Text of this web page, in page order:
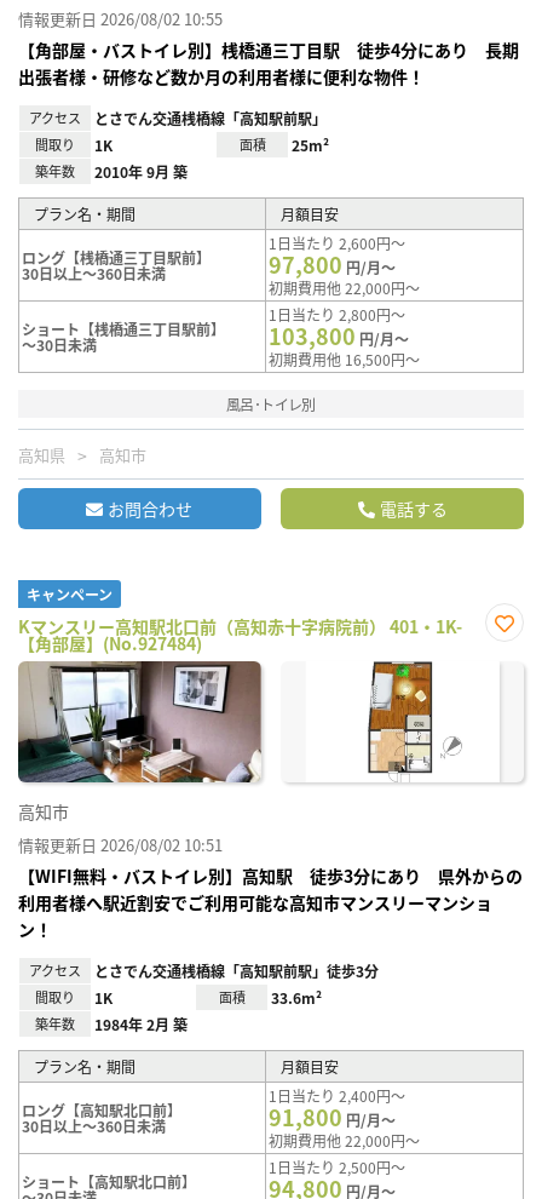
情報更新日 2026/08/02 10:55
【角部屋・バストイレ別】桟橋通三丁目駅 徒歩4分にあり 長期
出張者様・研修など数か月の利用者様に便利な物件！
アクセス とさでん交通桟橋線「高知駅前駅」
間取り 1K 面積 25m²
築年数 2010年 9月 築
プラン名・期間 月額目安
ロング【桟橋通三丁目駅前】
30日以上～360日未満
1日当たり 2,600円～
97,800 円/月～
初期費用他 22,000円～
ショート【桟橋通三丁目駅前】
～30日未満
1日当たり 2,800円～
103,800 円/月～
初期費用他 16,500円～
風呂･トイレ別
高知県 高知市
お問合わせ 電話する
キャンペーン
Kマンスリー高知駅北口前（高知赤十字病院前） 401・1K-
【角部屋】(No.927484)
に入
高知市
情報更新日 2026/08/02 10:51
【WIFI無料・バストイレ別】高知駅 徒歩3分にあり 県外からの
利用者様へ駅近割安でご利用可能な高知市マンスリーマンショ
ン！
アクセス とさでん交通桟橋線「高知駅前駅」徒歩3分
間取り 1K 面積 33.6m²
築年数 1984年 2月 築
プラン名・期間 月額目安
ロング【高知駅北口前】
30日以上～360日未満
1日当たり 2,400円～
91,800 円/月～
初期費用他 22,000円～
ショート【高知駅北口前】
1日当たり 2,500円～
94,800 円/月～